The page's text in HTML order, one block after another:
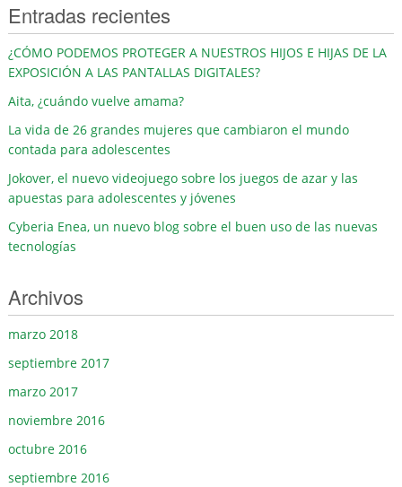
Entradas recientes
¿CÓMO PODEMOS PROTEGER A NUESTROS HIJOS E HIJAS DE LA
EXPOSICIÓN A LAS PANTALLAS DIGITALES?
Aita, ¿cuándo vuelve amama?
La vida de 26 grandes mujeres que cambiaron el mundo
contada para adolescentes
Jokover, el nuevo videojuego sobre los juegos de azar y las
apuestas para adolescentes y jóvenes
Cyberia Enea, un nuevo blog sobre el buen uso de las nuevas
tecnologías
Archivos
marzo 2018
septiembre 2017
marzo 2017
noviembre 2016
octubre 2016
septiembre 2016